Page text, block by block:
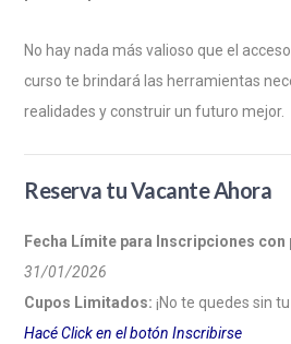
No hay nada más valioso que el
curso te brindará las herramientas
realidades y construir un futuro mejor.
Reserva tu Vacante Ahora
Fecha Límite para Inscripciones
31/01/2026
Cupos Limitados: ¡No te quedes sin
Hacé Click en el botón Inscribirse